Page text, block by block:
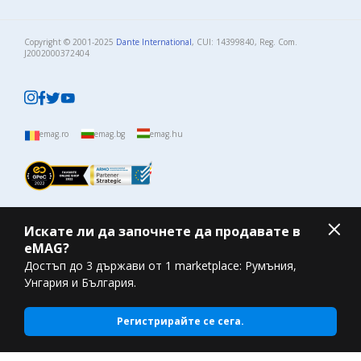
Copyright © 2001-2025 Dante International, CUI: 14399840, Reg. Com.
J2002000372404​
emag.ro emag.bg emag.hu
Искате ли да започнете да продавате в
eMAG?
Достъп до 3 държави от 1 marketplace: Румъния,
Унгария и България.
Регистрирайте се сега.